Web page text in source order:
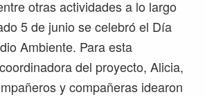
otras actividades a lo largo
5 de junio se celebró el Día
Ambiente. Para esta
del proyecto, Alicia,
y compañeras idearon